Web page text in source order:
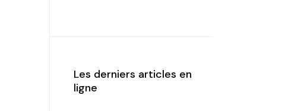
Les derniers articles en
ligne